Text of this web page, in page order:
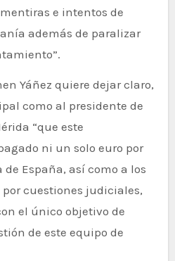
e intentos de
además de paralizar
Yáñez quiere dejar claro,
como al presidente de
“que este
ni un solo euro por
de España, así como a los
cuestiones judiciales,
el único objetivo de
de este equipo de